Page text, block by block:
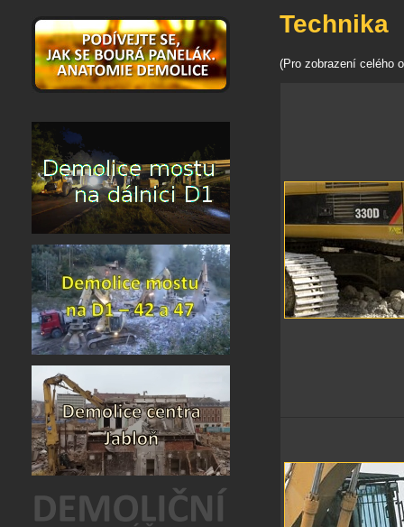
Technika
(Pro zobrazení celého